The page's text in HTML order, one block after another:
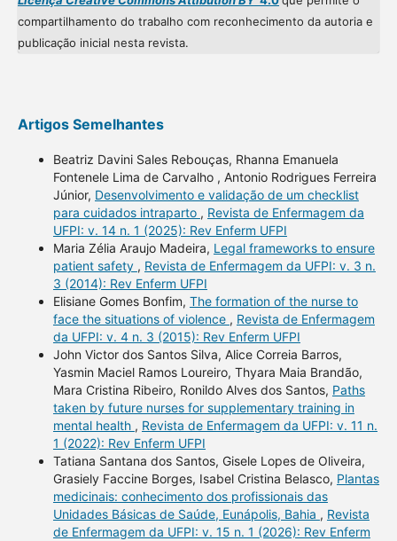
compartilhamento do trabalho com reconhecimento da autoria e
publicação inicial nesta revista.
Artigos Semelhantes
Beatriz Davini Sales Rebouças, Rhanna Emanuela
Fontenele Lima de Carvalho , Antonio Rodrigues Ferreira
Júnior, Desenvolvimento e validação de um checklist
para cuidados intraparto , Revista de Enfermagem da
UFPI: v. 14 n. 1 (2025): Rev Enferm UFPI
Maria Zélia Araujo Madeira, Legal frameworks to ensure
patient safety , Revista de Enfermagem da UFPI: v. 3 n.
3 (2014): Rev Enferm UFPI
Elisiane Gomes Bonfim, The formation of the nurse to
face the situations of violence , Revista de Enfermagem
da UFPI: v. 4 n. 3 (2015): Rev Enferm UFPI
John Victor dos Santos Silva, Alice Correia Barros,
Yasmin Maciel Ramos Loureiro, Thyara Maia Brandão,
Mara Cristina Ribeiro, Ronildo Alves dos Santos, Paths
taken by future nurses for supplementary training in
mental health , Revista de Enfermagem da UFPI: v. 11 n.
1 (2022): Rev Enferm UFPI
Tatiana Santana dos Santos, Gisele Lopes de Oliveira,
Grasiely Faccine Borges, Isabel Cristina Belasco, Plantas
medicinais: conhecimento dos profissionais das
Unidades Básicas de Saúde, Eunápolis, Bahia , Revista
de Enfermagem da UFPI: v. 15 n. 1 (2026): Rev Enferm